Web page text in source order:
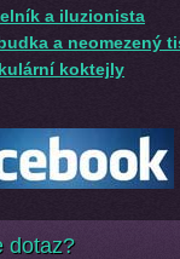
a iluzionista
a neomezený
koktejly
dotaz?